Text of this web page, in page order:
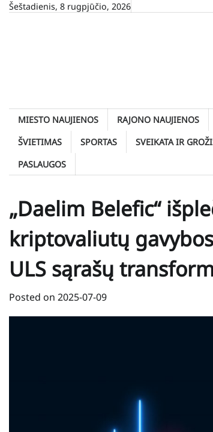
SkipŠeštadienis, 8 rugpjūčio, 2026
MIESTO NAUJIENOS RAJONO NAUJIENOS
ŠVIETIMAS
SPORTAS SVEIKATA IR
PASLAUGOS
„Daelim Belefic“
kriptovaliutų
ULS sąrašų
Posted on 2025-07-09